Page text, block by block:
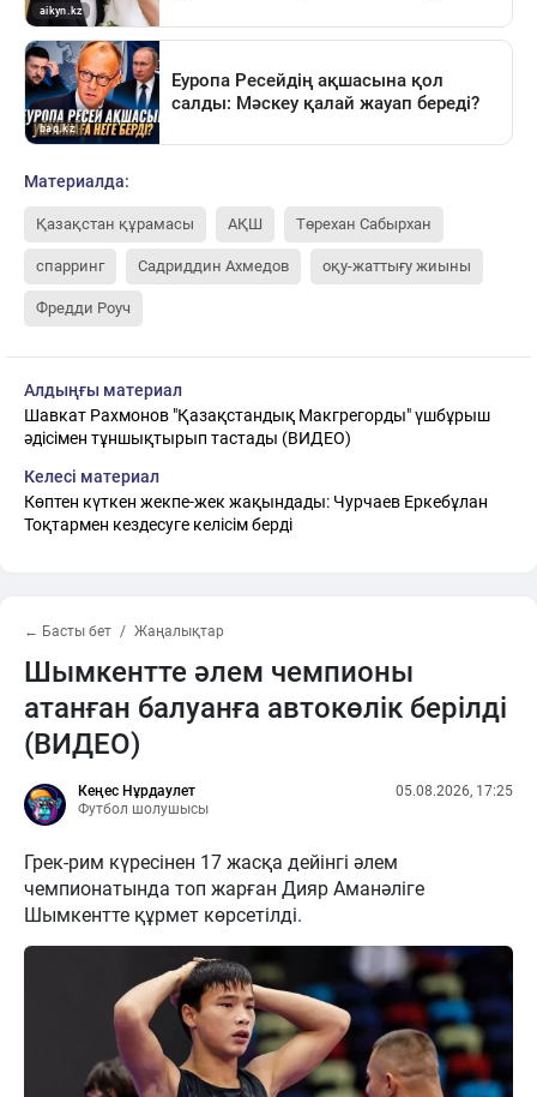
Материалда:
Қазақстан құрамасы АҚШ Төрехан Сабырхан
спарринг Садриддин Ахмедов оқу-жаттығу жиыны
Фредди Роуч
Алдыңғы материал
Шавкат Рахмонов "Қазақстандық Макгрегорды" үшбұрыш
әдісімен тұншықтырып тастады (ВИДЕО)
Келесі материал
Көптен күткен жекпе-жек жақындады: Чурчаев Еркебұлан
Тоқтармен кездесуге келісім берді
← Басты бет Жаңалықтар
Шымкентте әлем чемпионы
атанған балуанға автокөлік берілді
(ВИДЕО)
Кеңес Нұрдаулет
Футбол шолушысы
05.08.2026, 17:25
Грек-рим күресінен 17 жасқа дейінгі әлем
чемпионатында топ жарған Дияр Аманәліге
Шымкентте құрмет көрсетілді.